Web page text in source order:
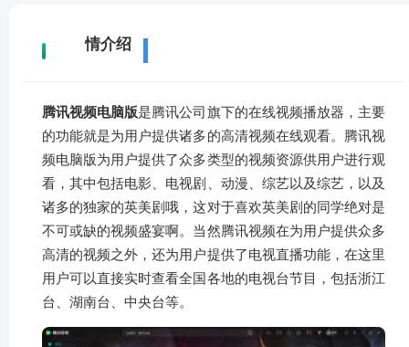
详情介绍
腾讯视频电脑版是腾讯公司旗下的在线视频播放器，主要
的功能就是为用户提供诸多的高清视频在线观看。腾讯视
频电脑版为用户提供了众多类型的视频资源供用户进行观
看，其中包括电影、电视剧、动漫、综艺以及综艺，以及
诸多的独家的英美剧哦，这对于喜欢英美剧的同学绝对是
不可或缺的视频盛宴啊。当然腾讯视频在为用户提供众多
高清的视频之外，还为用户提供了电视直播功能，在这里
用户可以直接实时查看全国各地的电视台节目，包括浙江
台、湖南台、中央台等。